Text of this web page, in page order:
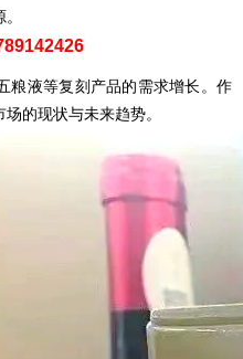
粮液等复刻产品的需求增长。作
的现状与未来趋势。